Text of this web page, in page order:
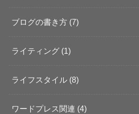
ブログの書き方 (7)
ライティング (1)
ライフスタイル (8)
ワードプレス関連 (4)